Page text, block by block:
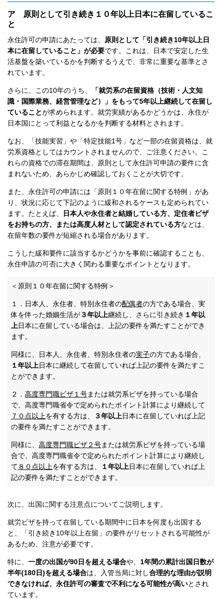
ア 原則として引き続き１０年以上日本に在留しているこ
と
永住許可の申請にあたっては、 原則として「引き続き10年以上日
本に在留していること」が必要です。これは、日本で安定した生
活基盤を築いているかを判断するうえで、非常に重要な基準とさ
れています。
さらに、この10年のうち、
「就労系の在留資格（技術・人文知
識・国際業務、経営管理など）」をもって5年以上継続して在留し
ていることが求められます。就労実績があるかどうかは、永住が
日本国にとって利益となるかを判断する材料とされます。
なお、「技能実習」や「特定技能1号」など一部の在留資格は、就
労系資格としてはカウントされませんので、ご注意ください。こ
れらの資格での滞在期間は、原則として永住許可申請の要件に含
まれないため、あらかじめ確認しておくことが大切です。
また、永住許可の申請には「原則１０年在留に関する特例」があ
り、状況に応じて下記のように緩和されるケースも定められてい
ます。たとえば、
日本人や永住者と結婚している方、定住者ビザ
をお持ちの方、または高度人材として認定されている方などは、
在留年数の要件が短縮される場合があります。
こうした緩和要件に該当するかどうかを事前に確認することも、
永住申請の可否に大きく関わる重要なポイントとなります。
＜原則１０年在留に関する特例＞
１．日本人、永住者、特別永住者の配偶者の方である場合、実
体を伴った婚姻生活が３年以上継続し、さらに引き続き １年以
上日本に在留している場合は、上記の要件を満たすことができ
ます。
同様に、日本人、永住者、特別永住者の実子の方である場合、
１年以上日本に継続して在留していれば上記の要件を満たすこ
とができます。
２． 高度専門職ビザ１号または就労系ビザを持っている場合
で、高度専門職省令で定められたポイント計算により継続して
７０点以上を有する方は、 ３年以上日本に在留していれば上記
の要件を満たすことができます。
同様に、 高度専門職ビザ２号または就労系ビザを持っている場
合で、高度専門職省令で定められたポイント計算により継続し
て ８０点以上を有する方は、 １年以上日本に在留していれば上
記の要件を満たすことができます。
次に、出国に関する注意点についてご説明します。
就労ビザを持って在留している期間中に日本を何度も出国する
と、「引き続き10年以上在留」の要件がリセットされる可能性が
あるため、注意が必要です。
特に、 一度の出国が90日を超える場合や、 1年間の累計出国日数が
半年(180日)を超える場合は、入管当局に対し合理的な理由が説明
できなければ、永住許可の審査で不利になる可能性が高いとされ
ています。